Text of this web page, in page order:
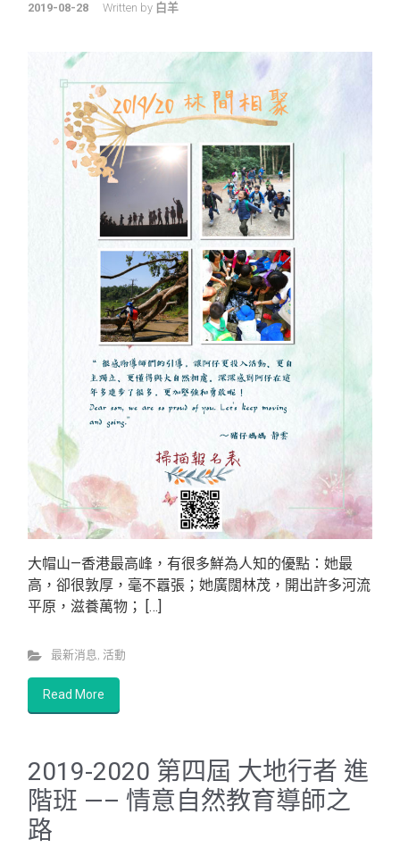
2019-08-28 Written by 白羊
大帽山—香港最高峰，有很多鮮為人知的優點：她最
高，卻很敦厚，毫不囂張；她廣闊林茂，開出許多河流
平原，滋養萬物； […]
最新消息, 活動
Read More
2019-2020 第四屆 大地行者 進
階班 —– 情意自然教育導師之
路